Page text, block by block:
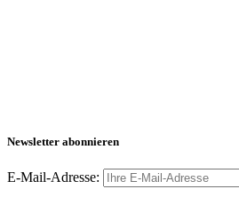
Newsletter abonnieren
E-Mail-Adresse: